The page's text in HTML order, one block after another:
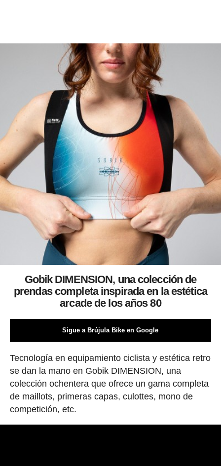
Gobik DIMENSION, una colección de
prendas completa inspirada en la estética
arcade de los años 80
Sigue a Brújula Bike en Google
Tecnología en equipamiento ciclista y estética retro
se dan la mano en Gobik DIMENSION, una
colección ochentera que ofrece un gama completa
de maillots, primeras capas, culottes, mono de
competición, etc.